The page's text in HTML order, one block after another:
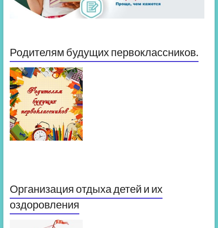
Родителям будущих первоклассников.
Организация отдыха детей и их
оздоровления